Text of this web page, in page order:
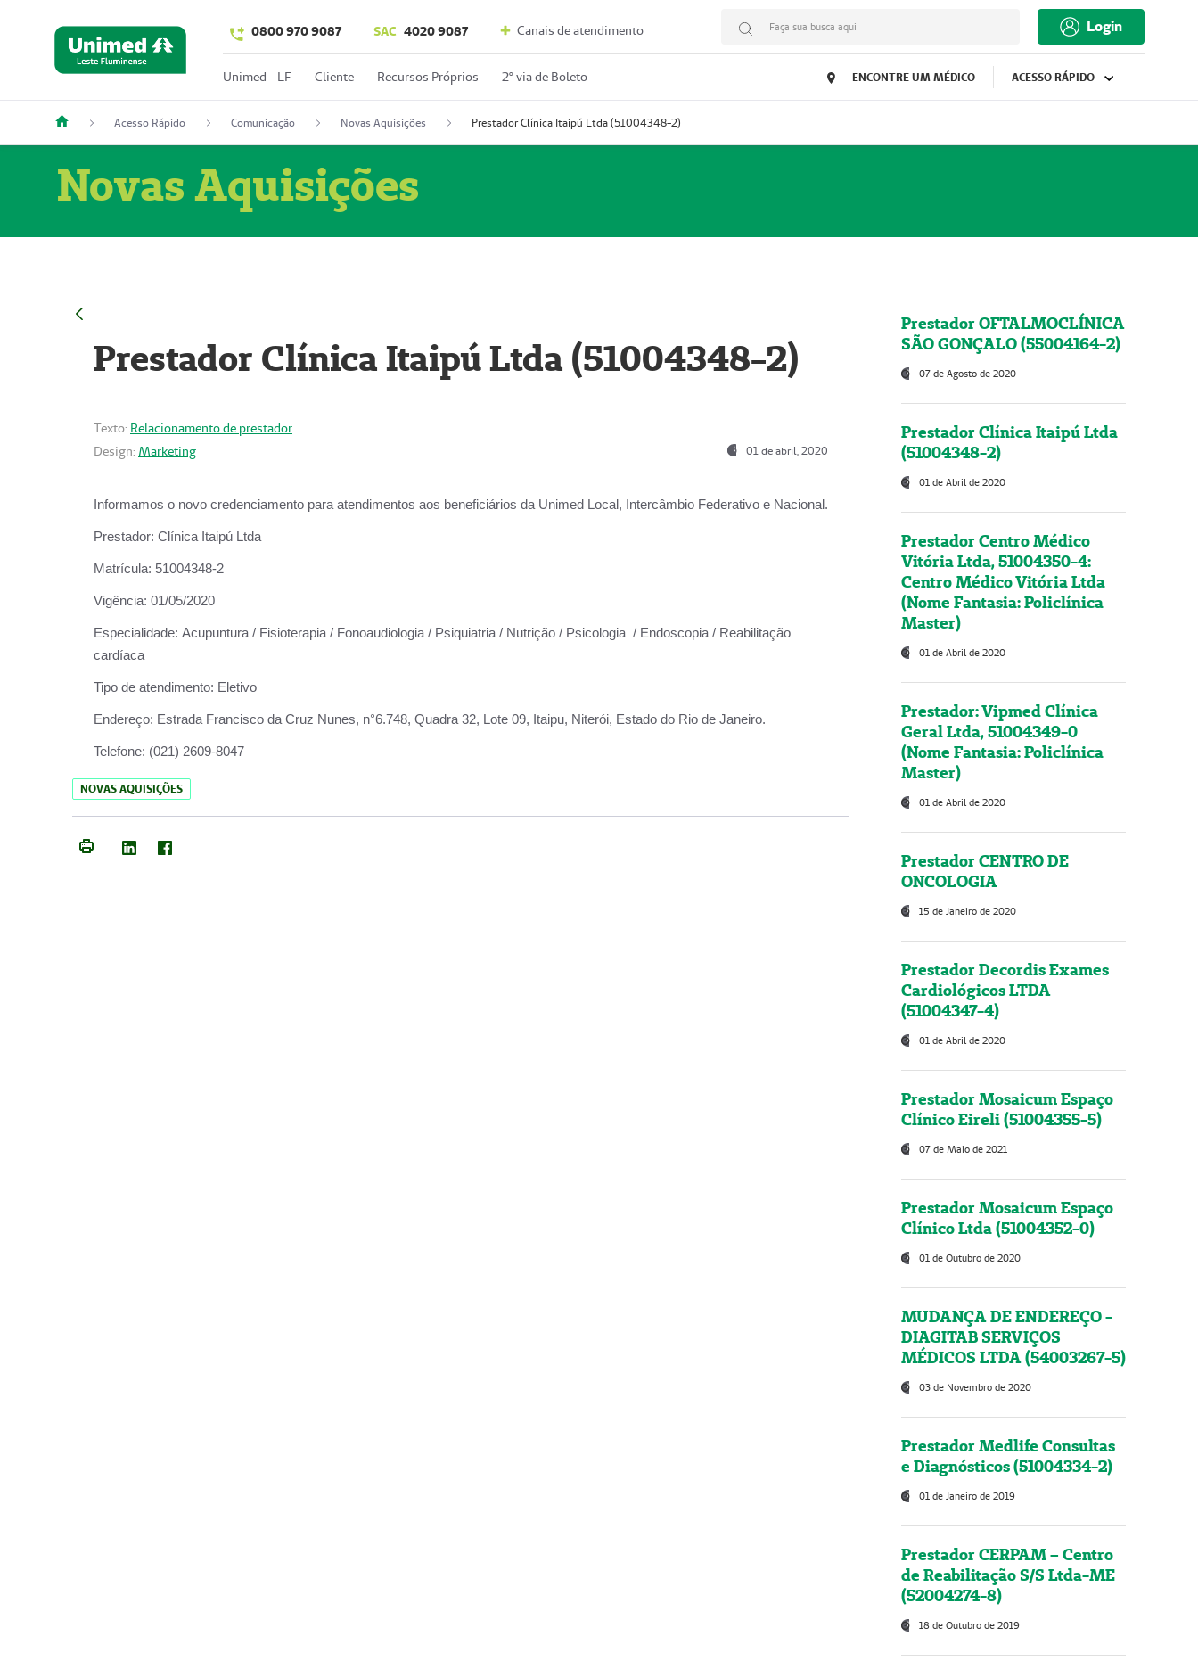
0800 970 9087 SAC 4020 9087 Canais de atendimento Faça sua busca aqui Login
Unimed - LF Cliente Recursos Próprios 2º via de Boleto ENCONTRE UM MÉDICO ACESSO RÁPIDO
Acesso Rápido Comunicação Novas Aquisições Prestador Clínica Itaipú Ltda (51004348-2)
Novas Aquisições
Prestador Clínica Itaipú Ltda (51004348-2)
Texto: Relacionamento de prestador
Design: Marketing 01 de abril, 2020
Informamos o novo credenciamento para atendimentos aos beneficiários da Unimed Local, Intercâmbio Federativo e Nacional.
Prestador: Clínica Itaipú Ltda
Matrícula: 51004348-2
Vigência: 01/05/2020
Especialidade: Acupuntura / Fisioterapia / Fonoaudiologia / Psiquiatria / Nutrição / Psicologia / Endoscopia / Reabilitação
cardíaca
Tipo de atendimento: Eletivo
Endereço: Estrada Francisco da Cruz Nunes, n°6.748, Quadra 32, Lote 09, Itaipu, Niterói, Estado do Rio de Janeiro.
Telefone: (021) 2609-8047
NOVAS AQUISIÇÕES
Prestador OFTALMOCLÍNICA
SÃO GONÇALO (55004164-2)
07 de Agosto de 2020
Prestador Clínica Itaipú Ltda
(51004348-2)
01 de Abril de 2020
Prestador Centro Médico
Vitória Ltda, 51004350-4:
Centro Médico Vitória Ltda
(Nome Fantasia: Policlínica
Master)
01 de Abril de 2020
Prestador: Vipmed Clínica
Geral Ltda, 51004349-0
(Nome Fantasia: Policlínica
Master)
01 de Abril de 2020
Prestador CENTRO DE
ONCOLOGIA
15 de Janeiro de 2020
Prestador Decordis Exames
Cardiológicos LTDA
(51004347-4)
01 de Abril de 2020
Prestador Mosaicum Espaço
Clínico Eireli (51004355-5)
07 de Maio de 2021
Prestador Mosaicum Espaço
Clínico Ltda (51004352-0)
01 de Outubro de 2020
MUDANÇA DE ENDEREÇO -
DIAGITAB SERVIÇOS
MÉDICOS LTDA (54003267-5)
03 de Novembro de 2020
Prestador Medlife Consultas
e Diagnósticos (51004334-2)
01 de Janeiro de 2019
Prestador CERPAM – Centro
de Reabilitação S/S Ltda-ME
(52004274-8)
18 de Outubro de 2019